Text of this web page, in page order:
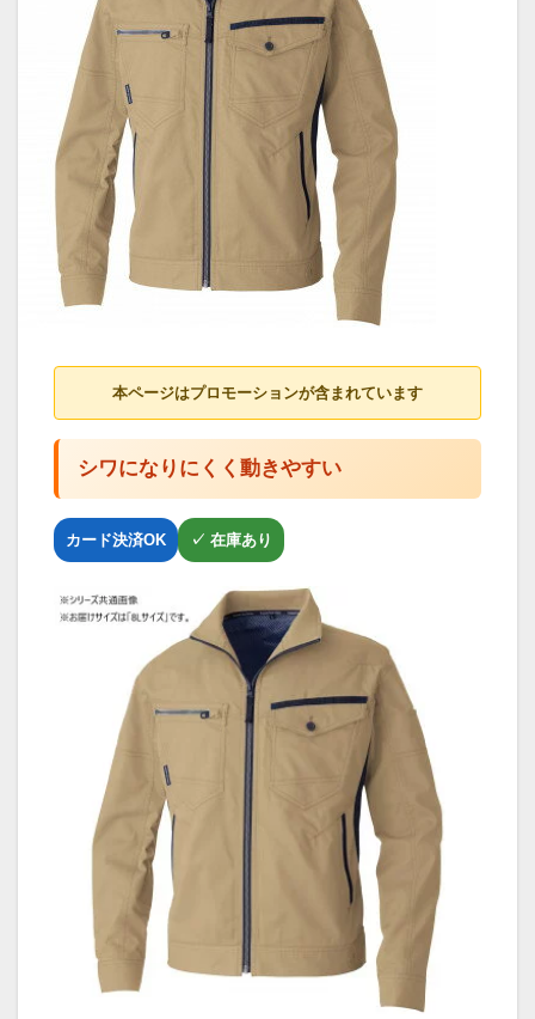
本ページはプロモーションが含まれています
シワになりにくく動きやすい
カード決済OK ✓ 在庫あり